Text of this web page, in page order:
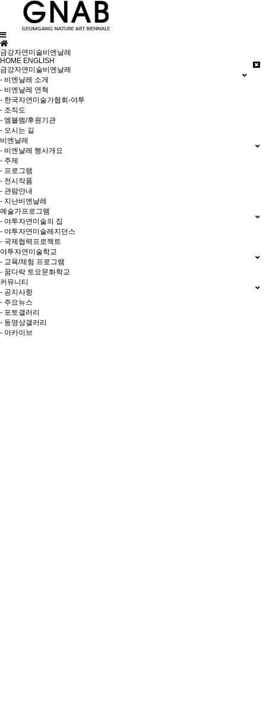
금강자연미술비엔날레
HOME ENGLISH
금강자연미술비엔날레
- 비엔날레 소개
- 비엔날레 연혁
- 한국자연미술가협회-야투
- 조직도
- 엠블렘/후원기관
- 오시는 길
비엔날레
- 비엔날레 행사개요
- 주제
- 프로그램
- 전시작품
- 관람안내
- 지난비엔날레
예술가프로그램
- 야투자연미술의 집
- 야투자연미술레지던스
- 국제협력프로젝트
야투자연미술학교
- 교육/체험 프로그램
- 꿈다락 토요문화학교
커뮤니티
- 공지사항
- 주요뉴스
- 포토갤러리
- 동영상갤러리
- 아카이브